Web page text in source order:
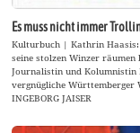
Es muss nicht immer
Kulturbuch | Kathrin Haasis:
seine stolzen Winzer
Journalistin und Kolumnistin
vergnügliche Württemberger
INGEBORG JAISER